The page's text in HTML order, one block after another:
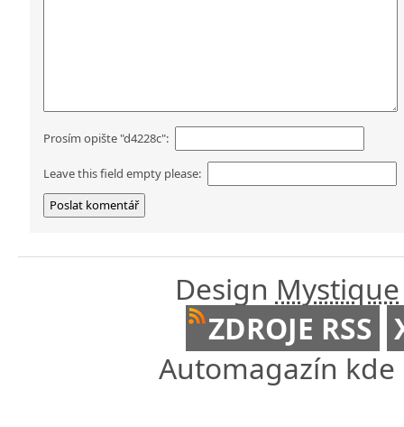
Prosím opište "d4228c":
Leave this field empty please:
Design Mystique
ZDROJE RSS
Automagazín